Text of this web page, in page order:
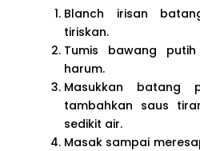
Blanch irisan
tiriskan.
Tumis bawang
harum.
Masukkan batang
tambahkan saus
sedikit air.
Masak sampai